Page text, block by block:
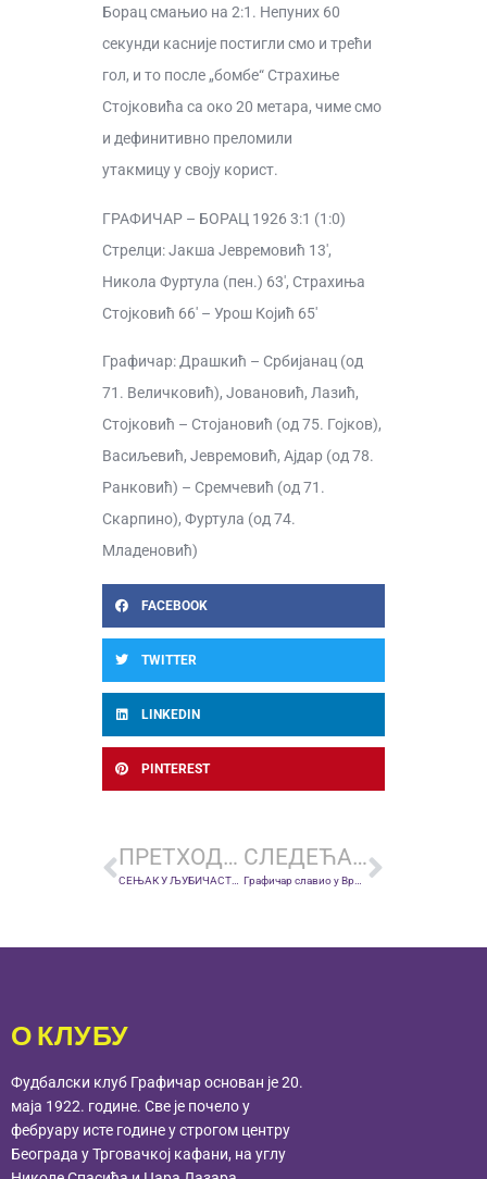
Борац смањио на 2:1. Непуних 60
секунди касније постигли смо и трећи
гол, и то после „бомбе“ Страхиње
Стојковића са око 20 метара, чиме смо
и дефинитивно преломили
утакмицу у своју корист.
ГРАФИЧАР – БОРАЦ 1926 3:1 (1:0)
Стрелци: Јакша Јевремовић 13′,
Никола Фуртула (пен.) 63′, Страхиња
Стојковић 66′ – Урош Којић 65′
Графичар: Драшкић – Србијанац (од
71. Величковић), Јовановић, Лазић,
Стојковић – Стојановић (од 75. Гојков),
Васиљевић, Јевремовић, Ајдар (од 78.
Ранковић) – Сремчевић (од 71.
Скарпино), Фуртула (од 74.
Младеновић)
FACEBOOK
TWITTER
LINKEDIN
PINTEREST
ПРЕТХОДНА ВЕСТ СЛЕДЕЋА ВЕСТ
Графичар славио у Вршцу: Друга победа у низу, Фуртула у гол серији
О КЛУБУ
Фудбалски клуб Графичар основан је 20.
маја 1922. године. Све је почело у
фебруару исте године у строгом центру
Београда у Трговачкој кафани, на углу